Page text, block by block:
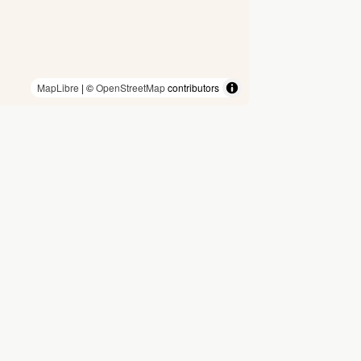
MapLibre | ©OpenStreetMapcontributors